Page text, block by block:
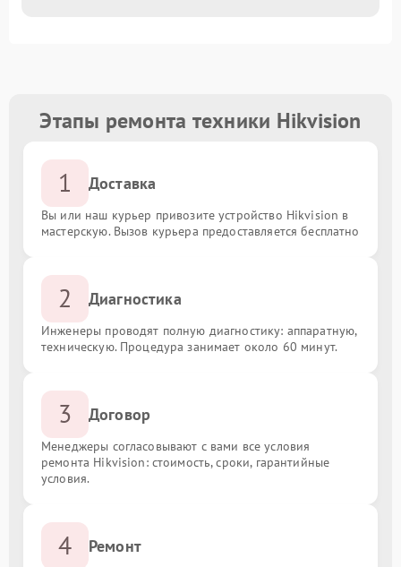
Этапы ремонта техники Hikvision
1 Доставка
Вы или наш курьер привозите устройство Hikvision в
мастерскую. Вызов курьера предоставляется бесплатно
2 Диагностика
Инженеры проводят полную диагностику: аппаратную,
техническую. Процедура занимает около 60 минут.
3 Договор
Менеджеры согласовывают с вами все условия
ремонта Hikvision: стоимость, сроки, гарантийные
условия.
4 Ремонт